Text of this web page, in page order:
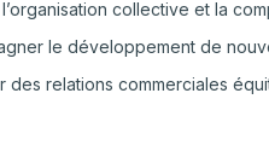
collective et la
le développement de
des relations commerciales